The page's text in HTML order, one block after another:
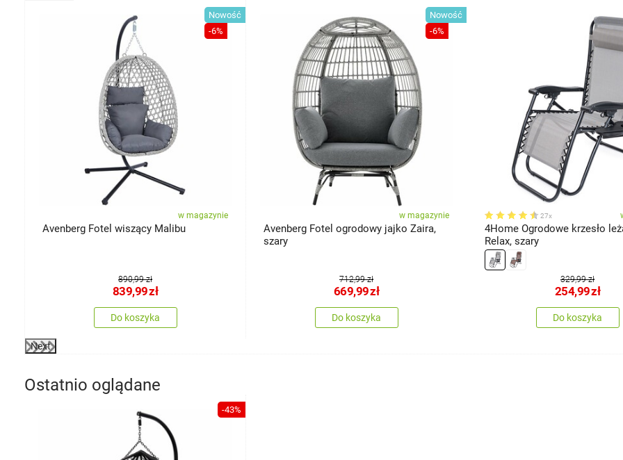
Nowość
-6%
w magazynie
Avenberg Fotel wiszący Malibu
890,99 zł
839,99zł
Do koszyka
Nowość
-6%
w magazynie
Avenberg Fotel ogrodowy jajko Zaira,
szary
712,99 zł
669,99zł
Do koszyka
27x
4Home Ogrodowe krzesło
Relax, szary
329,99 zł
254,99zł
Do koszyka
Next
Ostatnio oglądane
-43%